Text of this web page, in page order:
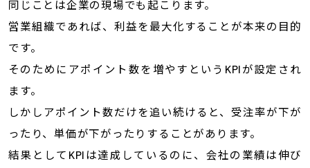
同じことは企業の現場でも起こります。
営業組織であれば、利益を最大化することが本来の目的
です。
そのためにアポイント数を増やすというKPIが設定され
ます。
しかしアポイント数だけを追い続けると、受注率が下が
ったり、単価が下がったりすることがあります。
結果としてKPIは達成しているのに、会社の業績は伸び